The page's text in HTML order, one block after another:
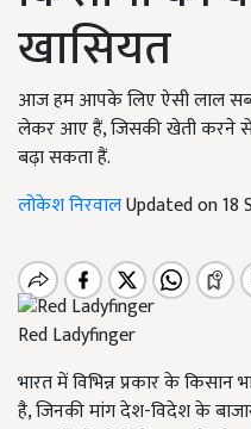
खासियत
आज हम आपके लिए ऐसी लाल
लेकर आए हैं, जिसकी खेती करने
बढ़ा सकता हैं.
लोकेश निरवालUpdated on 18
Red Ladyfinger
भारत में विभिन्न प्रकार के किसान
है, जिनकी मांग देश-विदेश के